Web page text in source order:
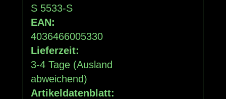
S 5533-S
EAN:
4036466005330
Lieferzeit:
3-4 Tage (Ausland
abweichend)
Artikeldatenblatt: